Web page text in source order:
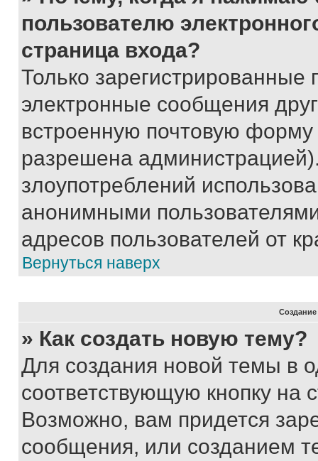
пользователю
страница входа?
Только зарегистрированные
электронные сообщения
встроенную почтовую
разрешена
злоупотреблений
анонимными
адресов пользователей от
Вернуться наверх
» Как создать новую тему?
Для создания новой темы в
соответствующую кнопку
Возможно, вам придется
сообщения, или созданием